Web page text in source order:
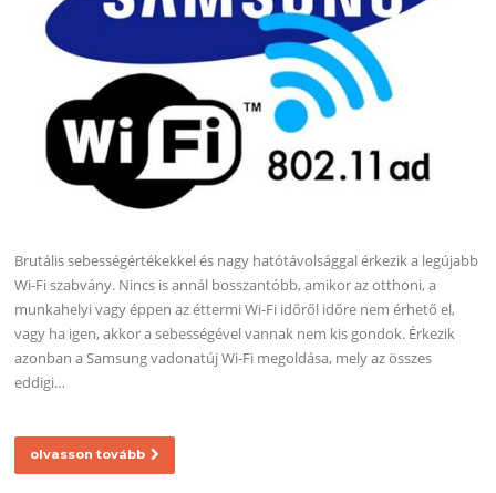
Brutális sebességértékekkel és nagy hatótávolsággal érkezik a legújabb
Wi-Fi szabvány. Nincs is annál bosszantóbb, amikor az otthoni, a
munkahelyi vagy éppen az éttermi Wi-Fi időről időre nem érhető el,
vagy ha igen, akkor a sebességével vannak nem kis gondok. Érkezik
azonban a Samsung vadonatúj Wi-Fi megoldása, mely az összes
eddigi…
olvasson tovább